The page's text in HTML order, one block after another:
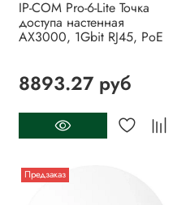
IP-COM Pro-6-Lite Точка
доступа настенная
AX3000, 1Gbit RJ45, PoE
8893.27 руб
Предзаказ